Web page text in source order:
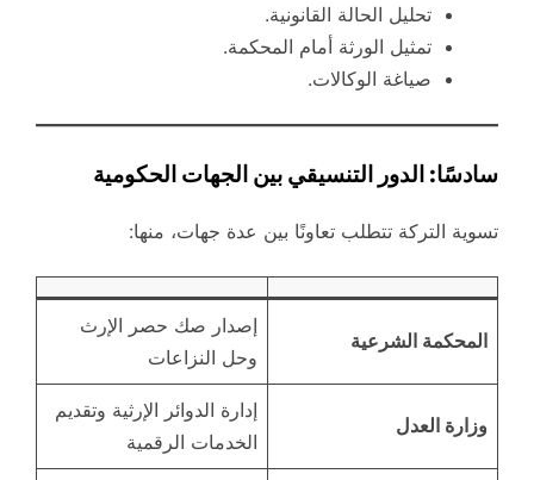
تحليل الحالة القانونية.
تمثيل الورثة أمام المحكمة.
صياغة الوكالات.
سادسًا: الدور التنسيقي بين الجهات الحكومية
تسوية التركة تتطلب تعاونًا بين عدة جهات، منها:
المحكمة الشرعية
إصدار صك حصر الإرث
وحل النزاعات
وزارة العدل
إدارة الدوائر الإرثية وتقديم
الخدمات الرقمية